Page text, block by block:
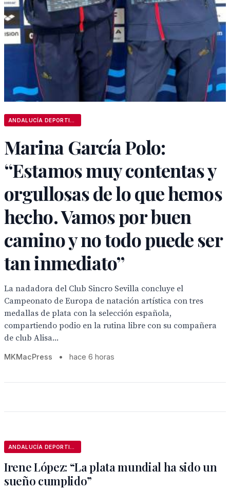
Marina García Polo:
“Estamos muy contentas y
orgullosas de lo que hemos
hecho. Vamos por buen
camino y no todo puede ser
tan inmediato”
La nadadora del Club Sincro Sevilla concluye el
Campeonato de Europa de natación artística con tres
medallas de plata con la selección española,
compartiendo podio en la rutina libre con su compañera
de club Alisa...
MKMacPress • hace 6 horas
Irene López: “La plata mundial ha sido un
sueño cumplido”